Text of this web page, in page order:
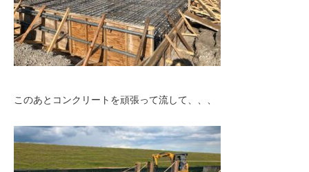
このあとコンクリートを頑張って流して、、、